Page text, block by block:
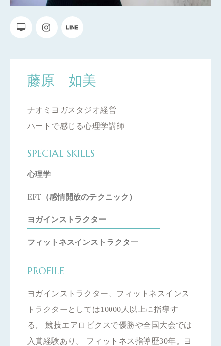
藤原 如美
ナオミヨガスタジオ経営
ハートで感じる心理学講師
SPECIAL SKILLS
心理学
EFT（感情開放のテクニック）
ヨガインストラクター
フィットネスインストラクター
PROFILE
ヨガインストラクター、フィットネスインス
トラクターとしては10000人以上に指導す
る。 競技エアロビクスで優勝や全国大会では
入賞経験あり。 フィットネス指導歴30年。ヨ